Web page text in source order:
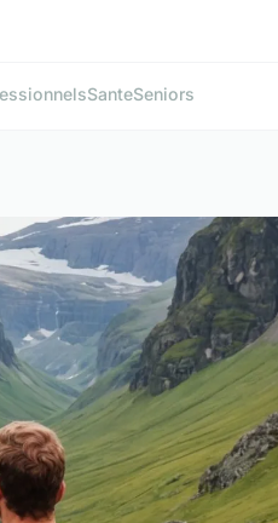
SanteSeniors